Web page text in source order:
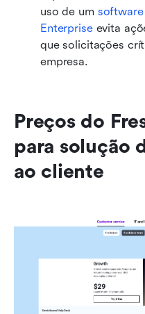
uso de um
Enterprise evita
que solicitações
empresa.
Preços do
para solução
ao cliente